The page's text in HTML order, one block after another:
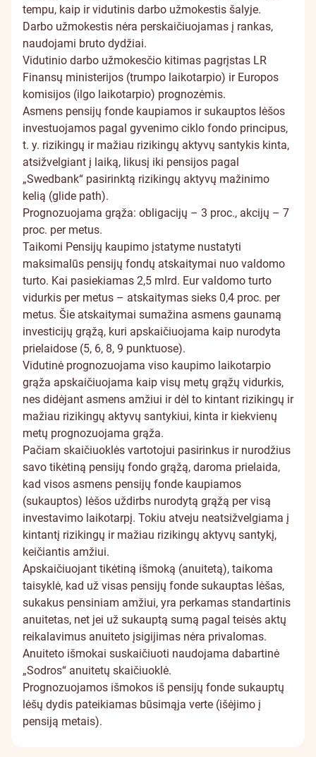
tempu, kaip ir vidutinis darbo užmokestis šalyje.
Darbo užmokestis nėra perskaičiuojamas į rankas,
naudojami bruto dydžiai.
Vidutinio darbo užmokesčio kitimas pagrįstas LR
Finansų ministerijos (trumpo laikotarpio) ir Europos
komisijos (ilgo laikotarpio) prognozėmis.
Asmens pensijų fonde kaupiamos ir sukauptos lėšos
investuojamos pagal gyvenimo ciklo fondo principus,
t. y. rizikingų ir mažiau rizikingų aktyvų santykis kinta,
atsižvelgiant į laiką, likusį iki pensijos pagal
„Swedbank“ pasirinktą rizikingų aktyvų mažinimo
kelią (glide path).
Prognozuojama grąža: obligacijų – 3 proc., akcijų – 7
proc. per metus.
Taikomi Pensijų kaupimo įstatyme nustatyti
maksimalūs pensijų fondų atskaitymai nuo valdomo
turto. Kai pasiekiamas 2,5 mlrd. Eur valdomo turto
vidurkis per metus – atskaitymas sieks 0,4 proc. per
metus. Šie atskaitymai sumažina asmens gaunamą
investicijų grąžą, kuri apskaičiuojama kaip nurodyta
prielaidose (5, 6, 8, 9 punktuose).
Vidutinė prognozuojama viso kaupimo laikotarpio
grąža apskaičiuojama kaip visų metų grąžų vidurkis,
nes didėjant asmens amžiui ir dėl to kintant rizikingų ir
mažiau rizikingų aktyvų santykiui, kinta ir kiekvienų
metų prognozuojama grąža.
Pačiam skaičiuoklės vartotojui pasirinkus ir nurodžius
savo tikėtiną pensijų fondo grąžą, daroma prielaida,
kad visos asmens pensijų fonde kaupiamos
(sukauptos) lėšos uždirbs nurodytą grąžą per visą
investavimo laikotarpį. Tokiu atveju neatsižvelgiama į
kintantį rizikingų ir mažiau rizikingų aktyvų santykį,
keičiantis amžiui.
Apskaičiuojant tikėtiną išmoką (anuitetą), taikoma
taisyklė, kad už visas pensijų fonde sukauptas lėšas,
sukakus pensiniam amžiui, yra perkamas standartinis
anuitetas, net jei už sukauptą sumą pagal teisės aktų
reikalavimus anuiteto įsigijimas nėra privalomas.
Anuiteto išmokai suskaičiuoti naudojama dabartinė
„Sodros“ anuitetų skaičiuoklė.
Prognozuojamos išmokos iš pensijų fonde sukauptų
lėšų dydis pateikiamas būsimąja verte (išėjimo į
pensiją metais).